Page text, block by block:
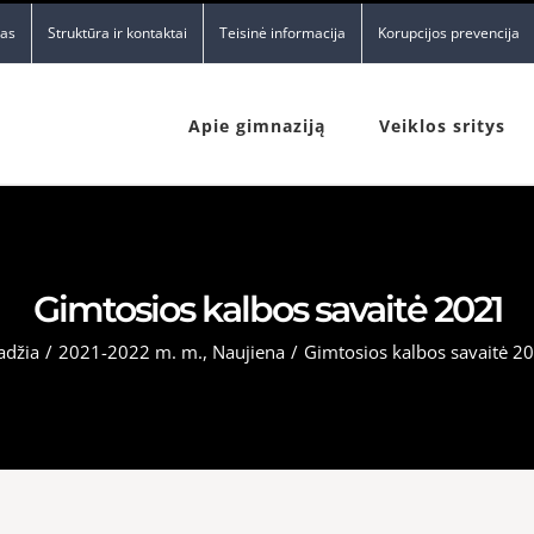
Struktūra ir kontaktai Teisinė informacija Korupcijos prevencija
Apie gimnaziją Veiklos sritys
Gimtosios kalbos savaitė 2021
/ 2021-2022 m. m., Naujiena / Gimtosios kalbos savaitė